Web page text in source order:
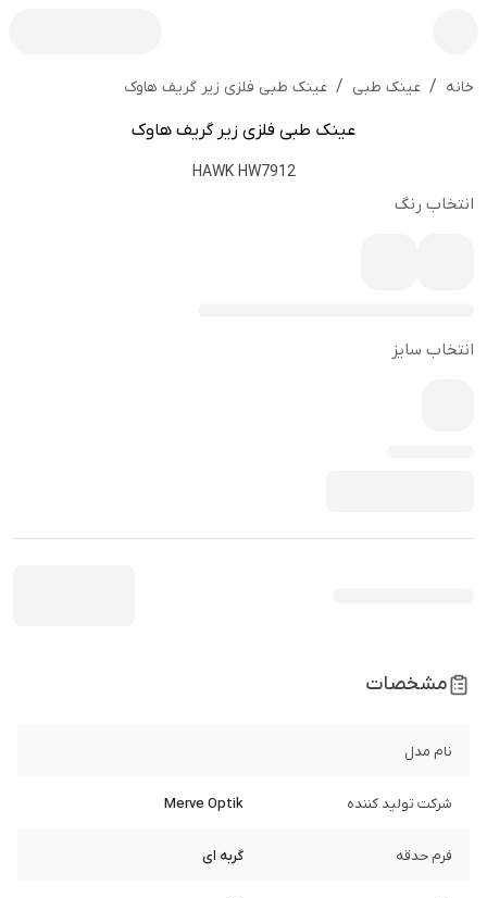
خانه / عینک طبی / عینک طبی فلزی زیر گریف هاوک
عینک طبی فلزی زیر گریف هاوک
HAWK HW7912
انتخاب رنگ
انتخاب سایز
مشخصات
نام مدل
شرکت تولید کننده Merve Optik
فرم حدقه گربه ای